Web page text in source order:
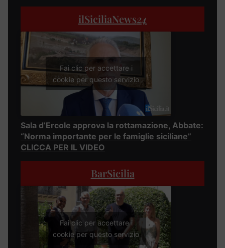
ilSiciliaNews24
Fai clic per accettare i
cookie per questo servizio
Sala d’Ercole approva la rottamazione, Abbate:
“Norma importante per le famiglie siciliane”
CLICCA PER IL VIDEO
BarSicilia
Fai clic per accettare i
cookie per questo servizio